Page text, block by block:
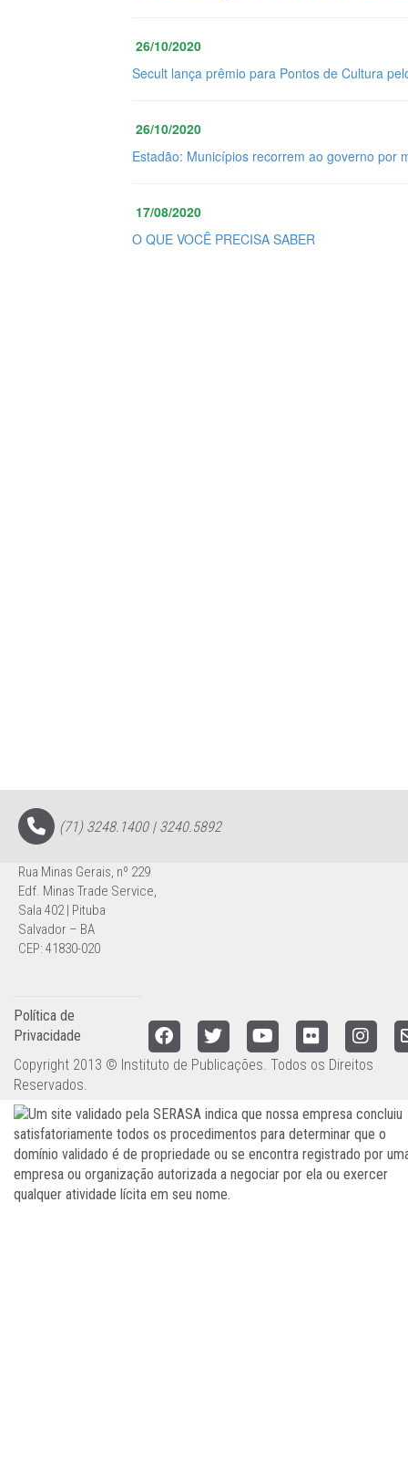
26/10/2020
Secult lança prêmio para Pontos de Cultura
26/10/2020
Estadão: Municípios recorrem ao governo por
17/08/2020
O QUE VOCÊ PRECISA SABER
(71) 3248.1400 | 3240.5892
Rua Minas Gerais, nº 229
Edf. Minas Trade Service,
Sala 402 | Pituba
Salvador – BA
CEP: 41830-020
Política de
Privacidade
Copyright 2013 © Instituto de Publicações. Todos os Direitos
Reservados.